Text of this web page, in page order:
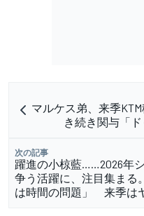
マルケス弟、来季
き続き関与「
次の記事
躍進の小椋藍……2026年
争う活躍に、注目集まる
は時間の問題」 来季は